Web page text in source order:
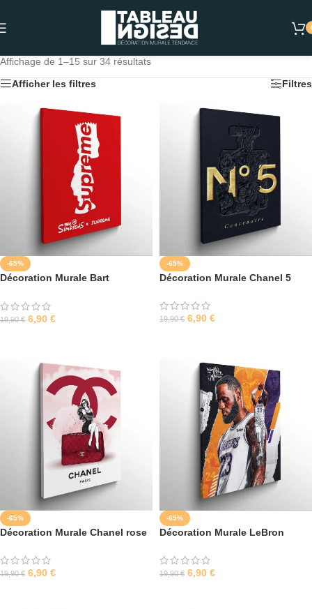
Affichage de 1–15 sur 34 résultats
Afficher les filtres
Filtres
-65%
Décoration Murale Bart
19,90€ 6,90 €
-65%
Décoration Murale Chanel 5
19,90€ 6,90 €
-65%
Décoration Murale Chanel rose
19,90€ 6,90 €
-65%
Décoration Murale LeBron
19,90€ 6,90 €